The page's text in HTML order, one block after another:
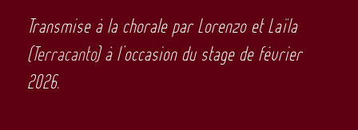
Transmise à la chorale par Lorenzo et Laïla
(Terracanto) à l’occasion du stage de février
2026.